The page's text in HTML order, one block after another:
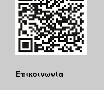
Επικοινωνία